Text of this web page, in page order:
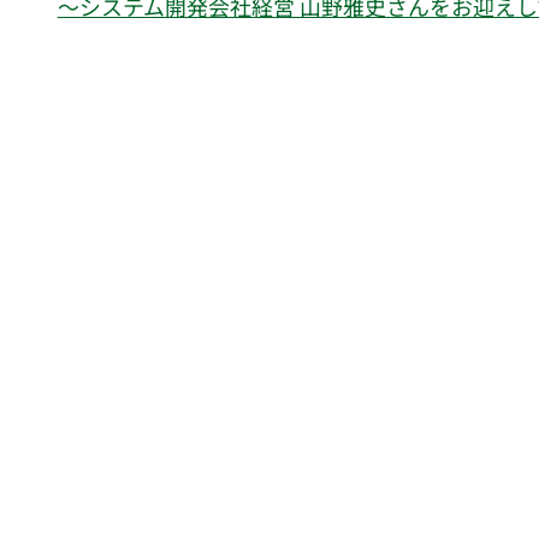
〜システム開発会社経営 山野雅史さんをお迎え